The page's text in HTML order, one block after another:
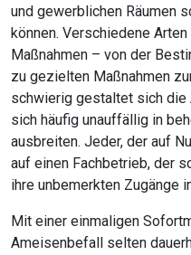
und gewerblichen Räumen
können. Verschiedene
Maßnahmen – von der
zu gezielten Maßnahmen
schwierig gestaltet sich die
sich häufig unauffällig in
ausbreiten. Jeder, der auf
auf einen Fachbetrieb, der
ihre unbemerkten Zugänge
Mit einer einmaligen
Ameisenbefall selten